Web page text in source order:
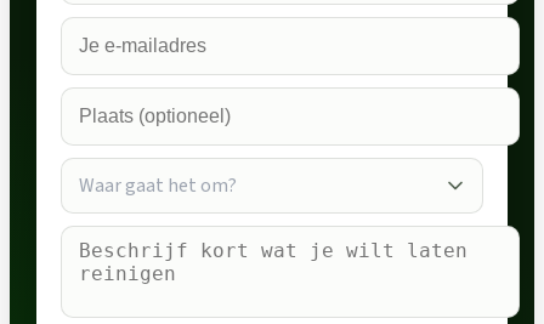
Waar gaat het om?